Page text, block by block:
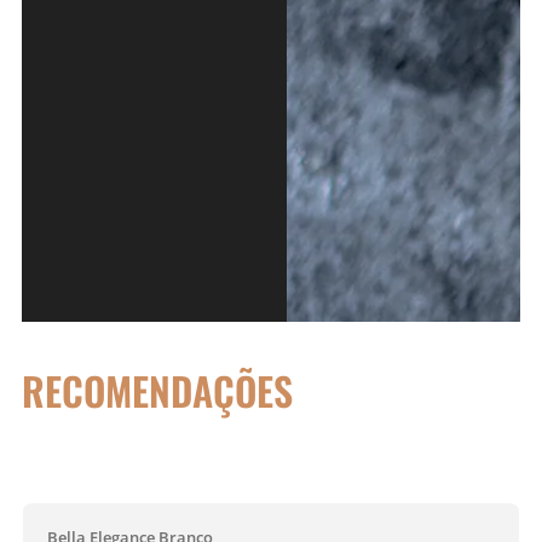
RECOMENDAÇÕES
Bella Elegance Branco